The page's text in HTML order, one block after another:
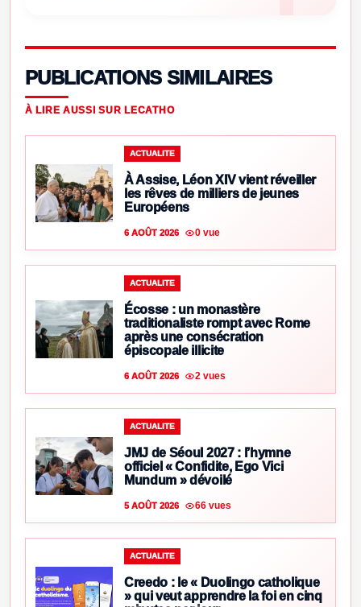
PUBLICATIONS SIMILAIRES
À LIRE AUSSI SUR LECATHO
ACTUALITE
À Assise, Léon XIV vient réveiller
les rêves de milliers de jeunes
Européens
6 AOÛT 2026 0 vue
ACTUALITE
Écosse : un monastère
traditionaliste rompt avec Rome
après une consécration
épiscopale illicite
6 AOÛT 2026 2 vues
ACTUALITE
JMJ de Séoul 2027 : l’hymne
officiel « Confidite, Ego Vici
Mundum » dévoilé
5 AOÛT 2026 66 vues
ACTUALITE
Creedo : le « Duolingo catholique
» qui veut apprendre la foi en cinq